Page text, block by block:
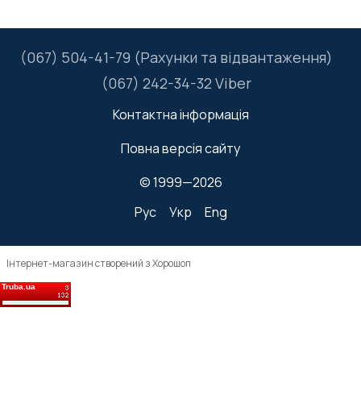
(067) 504-41-79 (Рахунки та відвантаження)
(067) 242-34-32 Viber
Контактна інформація
Повна версія сайту
© 1999—2026
Рус
Укр Eng
Інтернет-магазин створений з Хорошоп
Truba.ua